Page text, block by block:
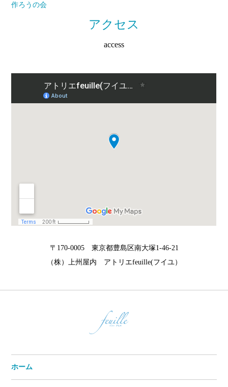
作ろうの会
アクセス
access
〒170-0005 東京都豊島区南大塚1-46-21
（株）上州屋内 アトリエfeuille(フイユ）
ホーム